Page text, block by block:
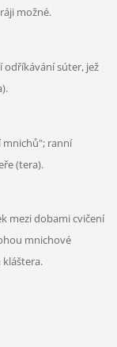
možné.
odříkávání súter, jež
mnichů"; ranní
(tera).
mezi dobami cvičení
mnichové